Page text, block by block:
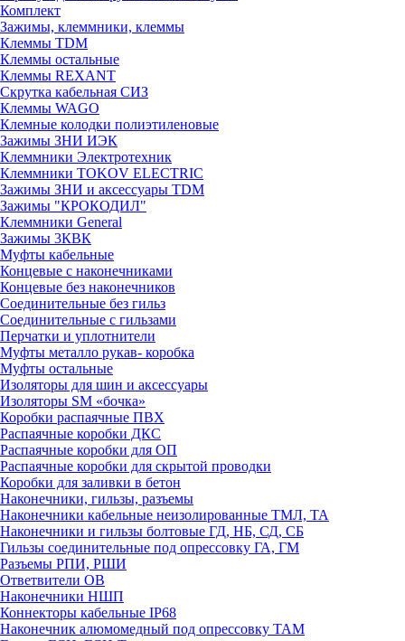
Комплект
Зажимы, клеммники, клеммы
Клеммы TDM
Клеммы остальные
Клеммы REXANT
Скрутка кабельная СИЗ
Клеммы WAGO
Клемные колодки полиэтиленовые
Зажимы ЗНИ ИЭК
Клеммники Электротехник
Клеммники TOKOV ELECTRIC
Зажимы ЗНИ и аксессуары TDM
Зажимы "КРОКОДИЛ"
Клеммники General
Зажимы 3КВК
Муфты кабельные
Концевые с наконечниками
Концевые без наконечников
Соединительные без гильз
Соединительные с гильзами
Перчатки и уплотнители
Муфты металло рукав- коробка
Муфты остальные
Изоляторы для шин и аксессуары
Изоляторы SM «бочка»
Коробки распаячные ПВХ
Распаячные коробки ДКС
Распаячные коробки для ОП
Распаячные коробки для скрытой проводки
Коробки для заливки в бетон
Наконечники, гильзы, разъемы
Наконечники кабельные неизолированные ТМЛ, ТА
Наконечники и гильзы болтовые ГД, НБ, СД, СБ
Гильзы соединительные под опрессовку ГА, ГМ
Разъемы РПИ, РШИ
Ответвители ОВ
Наконечники НШП
Коннекторы кабельные IP68
Наконечник алюмомедный под опрессовку ТАМ